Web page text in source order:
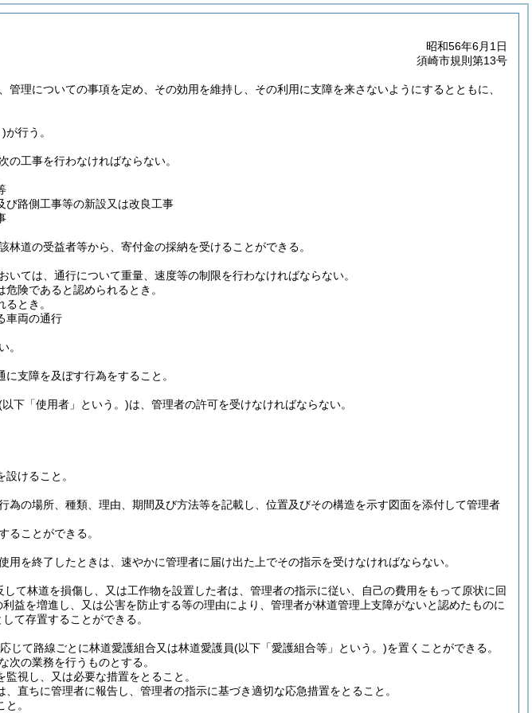
昭和56年6月1日
須崎市規則第13号
管理についての事項を定め、その効用を維持し、その利用に支障を来さないようにするとともに、
)が行う。
工事を行わなければならない。
び路側工事等の新設又は改良工事
林道の受益者等から、寄付金の採納を受けることができる。
いては、通行について重量、速度等の制限を行わなければならない。
険であると認められるとき。
とき。
車両の通行
。
支障を及ぼす行為をすること。
以下「使用者」という。)は、管理者の許可を受けなければならない。
けること。
為の場所、種類、理由、期間及び方法等を記載し、位置及びその構造を示す図面を添付して管理者
ることができる。
を終了したときは、速やかに管理者に届け出た上でその指示を受けなければならない。
して林道を損傷し、又は工作物を設置した者は、管理者の指示に従い、自己の費用をもって原状に回
益を増進し、又は公害を防止する等の理由により、管理者が林道管理上支障がないと認めたものに
て存置することができる。
じて路線ごとに林道愛護組合又は林道愛護員(以下「愛護組合等」という。)を置くことができる。
次の業務を行うものとする。
視し、又は必要な措置をとること。
直ちに管理者に報告し、管理者の指示に基づき適切な応急措置をとること。
。